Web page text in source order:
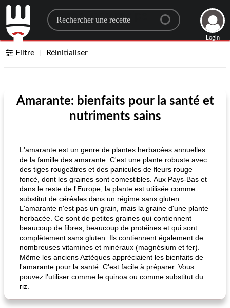
Search for a recipe
Login
Filtre Réinitialiser
Amarante: bienfaits pour la santé et
nutriments sains
L'amarante est un genre de plantes herbacées annuelles
de la famille des amarante. C'est une plante robuste avec
des tiges rougeâtres et des panicules de fleurs rouge
foncé, dont les graines sont comestibles. Aux Pays-Bas et
dans le reste de l'Europe, la plante est utilisée comme
substitut de céréales dans un régime sans gluten.
L'amarante n'est pas un grain, mais la graine d'une plante
herbacée. Ce sont de petites graines qui contiennent
beaucoup de fibres, beaucoup de protéines et qui sont
complètement sans gluten. Ils contiennent également de
nombreuses vitamines et minéraux (magnésium et fer).
Même les anciens Aztèques appréciaient les bienfaits de
l'amarante pour la santé. C'est facile à préparer. Vous
pouvez l'utiliser comme le quinoa ou comme substitut du
riz.